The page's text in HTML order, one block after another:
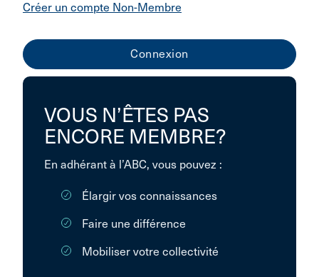
Créer un compte Non-Membre
VOUS N’ÊTES PAS
ENCORE MEMBRE?
En adhérant à l’ABC, vous pouvez :
Élargir vos connaissances
Faire une différence
Mobiliser votre collectivité